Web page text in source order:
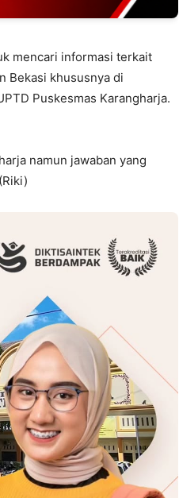
mencari informasi terkait
Bekasi khususnya di
Puskesmas Karangharja.
namun jawaban yang